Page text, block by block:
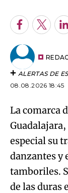
Facebook
Twitter
ALERTAS DE
08.08.2026 18:45
La comarca
especial su
danzantes y
tamboriles.
de las duras